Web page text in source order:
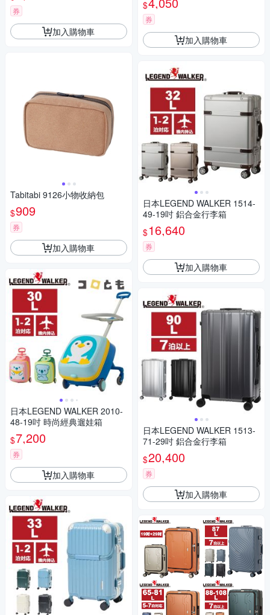
券
加入購物車
Tabitabi 9126小物收納包
$909
券
加入購物車
日本LEGEND WALKER 2010-
48-19吋 時尚經典遛娃箱
$7,200
券
加入購物車
$
券
加入購物車
日本LEGEND WALKER 1514-
49-19吋 鋁合金行李箱
$16,640
券
加入購物車
日本LEGEND WALKER 1513-
71-29吋 鋁合金行李箱
$20,400
券
加入購物車